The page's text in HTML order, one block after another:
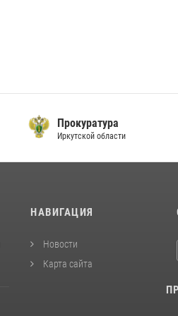
Прокуратура
Иркутской области
НАВИГАЦИЯ
Новости
Карта сайта